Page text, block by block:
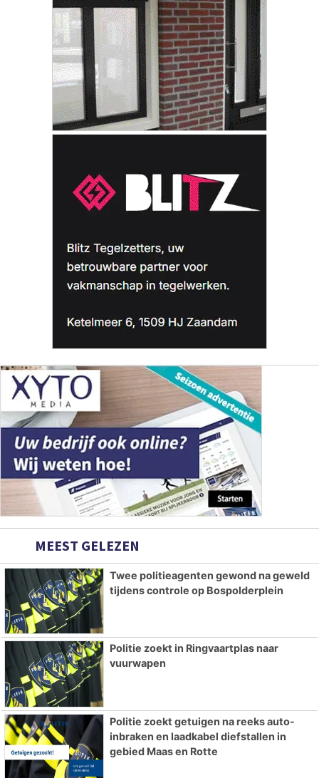
MEEST GELEZEN
Twee politieagenten gewond na geweld
tijdens controle op Bospolderplein
Politie zoekt in Ringvaartplas naar
vuurwapen
Politie zoekt getuigen na reeks auto-
inbraken en laadkabel diefstallen in
gebied Maas en Rotte